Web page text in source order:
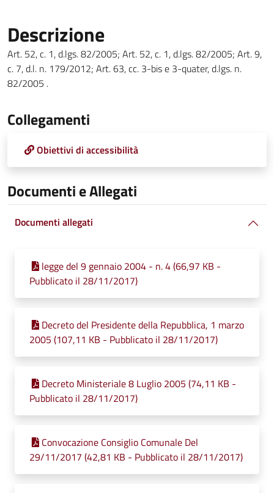
Descrizione
Art. 52, c. 1, d.lgs. 82/2005; Art. 52, c. 1, d.lgs. 82/2005; Art. 9,
c. 7, d.l. n. 179/2012; Art. 63, cc. 3-bis e 3-quater, d.lgs. n.
82/2005 .
Collegamenti
Obiettivi di accessibilità
Documenti e Allegati
Documenti allegati
legge del 9 gennaio 2004 - n. 4 (66,97 KB -
Pubblicato il 28/11/2017)
Decreto del Presidente della Repubblica, 1 marzo
2005 (107,11 KB - Pubblicato il 28/11/2017)
Decreto Ministeriale 8 Luglio 2005 (74,11 KB -
Pubblicato il 28/11/2017)
Convocazione Consiglio Comunale Del
29/11/2017 (42,81 KB - Pubblicato il 28/11/2017)